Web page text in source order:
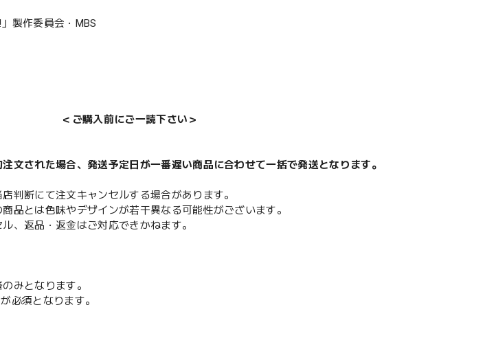
製作委員会・MBS
＜ご購入前にご一読下さい＞
文された場合、発送予定日が一番遅い商品に合わせて一括で発送となります。
判断にて注文キャンセルする場合があります。
品とは色味やデザインが若干異なる可能性がございます。
、返品・返金はご対応できかねます。
みとなります。
必須となります。